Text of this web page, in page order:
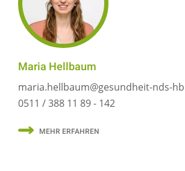
Maria Hellbaum
maria.hellbaum@gesundheit-nds-
0511 / 388 11 89 - 142
MEHR ERFAHREN